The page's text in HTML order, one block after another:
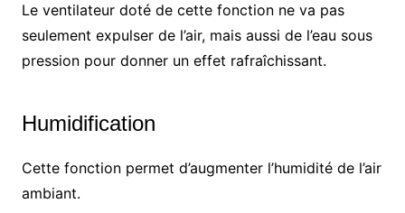
Le ventilateur doté de cette fonction ne va pas
seulement expulser de l’air, mais aussi de l’eau sous
pression pour donner un effet rafraîchissant.
Humidification
Cette fonction permet d’augmenter l’humidité de l’air
ambiant.